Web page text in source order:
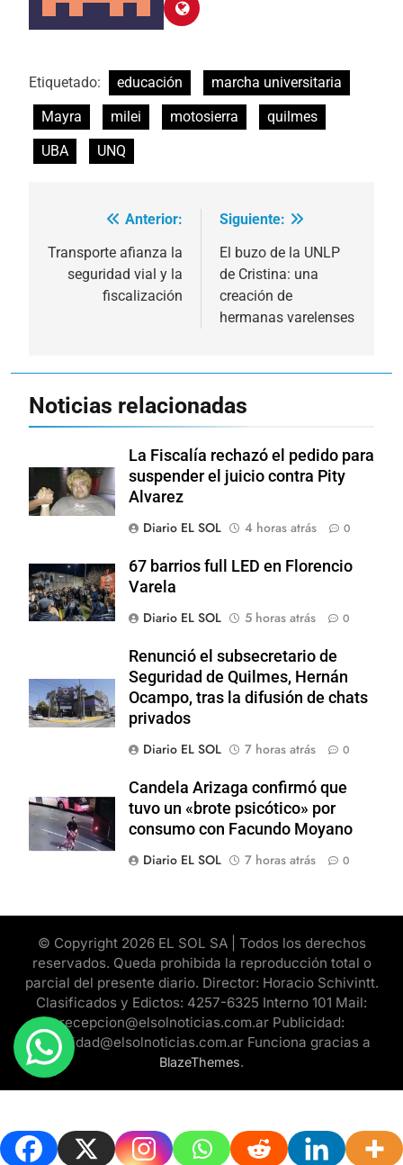
Etiquetado: educación
marcha universitaria
Mayra
milei motosierra
quilmes
UBA
UNQ
Navegación
de
entradas
Anterior:
Transporte afianza la
seguridad vial y la
fiscalización
Siguiente:
El buzo de la UNLP
de Cristina: una
creación de
hermanas varelenses
Noticias relacionadas
La Fiscalía rechazó el pedido para
suspender el juicio contra Pity
Alvarez
Diario EL SOL
4 horas atrás 0
67 barrios full LED en Florencio
Varela
Diario EL SOL
5 horas atrás 0
Renunció el subsecretario de
Seguridad de Quilmes, Hernán
Ocampo, tras la difusión de chats
privados
Diario EL SOL
7 horas atrás 0
Candela Arizaga confirmó que
tuvo un «brote psicótico» por
consumo con Facundo Moyano
Diario EL SOL
7 horas atrás 0
© Copyright 2026 EL SOL SA | Todos los derechos
reservados. Queda prohibida la reproducción total o
parcial del presente diario. Director: Horacio Schivintt.
Clasificados y Edictos: 4257-6325 Interno 101 Mail:
recepcion@elsolnoticias.com.ar Publicidad:
publicidad@elsolnoticias.com.ar Funciona gracias a
BlazeThemes.